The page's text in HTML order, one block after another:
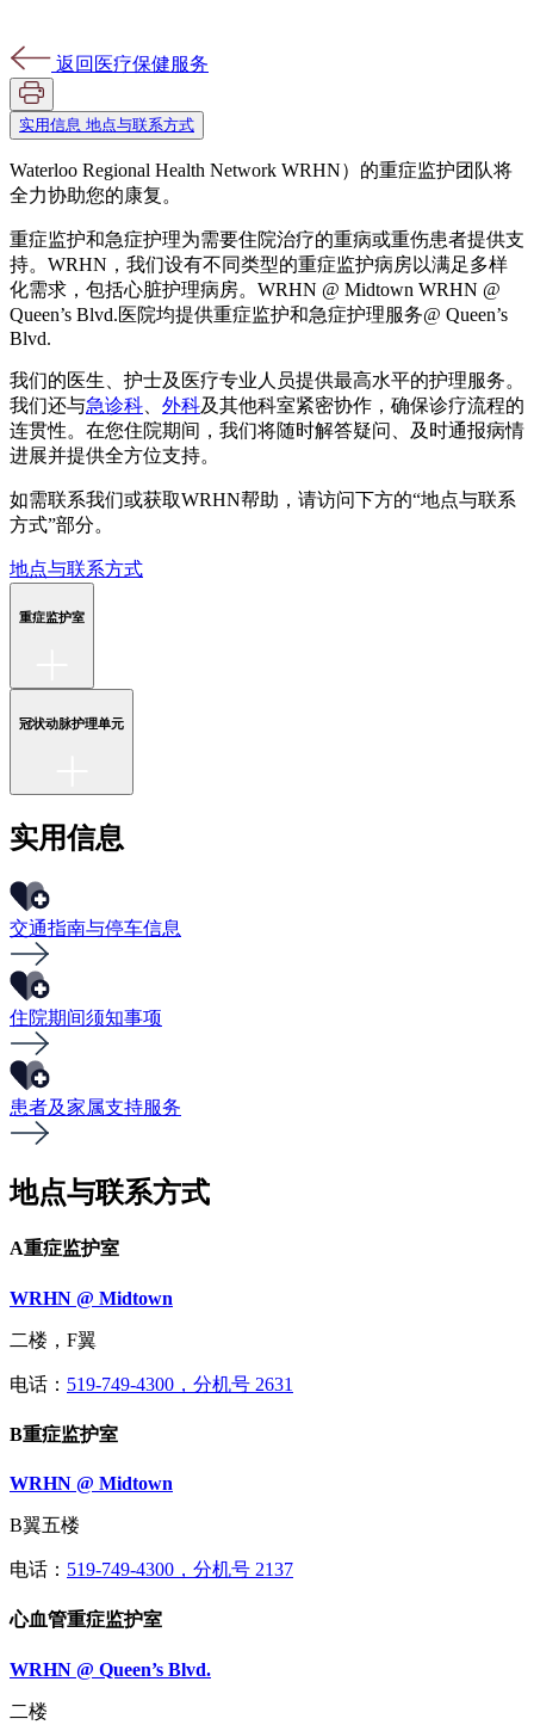
返回医疗保健服务
实用信息 地点与联系方式
Waterloo Regional Health Network WRHN）的重症监护团队将
全力协助您的康复。
重症监护和急症护理为需要住院治疗的重病或重伤患者提供支
持。WRHN，我们设有不同类型的重症监护病房以满足多样
化需求，包括心脏护理病房。WRHN @ Midtown WRHN @
Queen’s Blvd.医院均提供重症监护和急症护理服务@ Queen’s
Blvd.
我们的医生、护士及医疗专业人员提供最高水平的护理服务。
我们还与急诊科、 外科及其他科室紧密协作，确保诊疗流程的
连贯性。在您住院期间，我们将随时解答疑问、及时通报病情
进展并提供全方位支持。
如需联系我们或获取WRHN帮助，请访问下方的“地点与联系
方式”部分。
地点与联系方式
重症监护室
冠状动脉护理单元
实用信息
交通指南与停车信息
住院期间须知事项
患者及家属支持服务
地点与联系方式
A重症监护室
WRHN @ Midtown
二楼，F翼
电话： 519-749-4300，分机号 2631
B重症监护室
WRHN @ Midtown
B翼五楼
电话： 519-749-4300，分机号 2137
心血管重症监护室
WRHN @ Queen’s Blvd.
二楼